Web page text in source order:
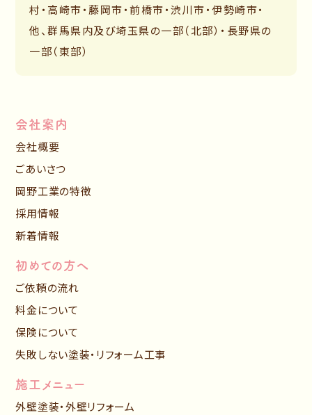
村・高崎市・藤岡市・前橋市・渋川市・伊勢崎市・
他、群馬県内及び埼玉県の一部（北部）・長野県の
一部（東部）
会社案内
会社概要
ごあいさつ
岡野工業の特徴
採用情報
新着情報
初めての方へ
ご依頼の流れ
料金について
保険について
失敗しない塗装・リフォーム工事
施工メニュー
外壁塗装・外壁リフォーム